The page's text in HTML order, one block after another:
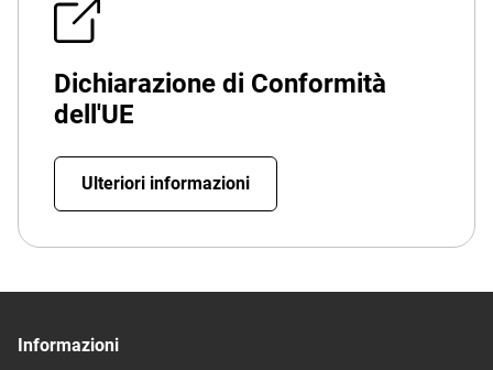
Dichiarazione di Conformità
dell'UE
Ulteriori informazioni
Informazioni